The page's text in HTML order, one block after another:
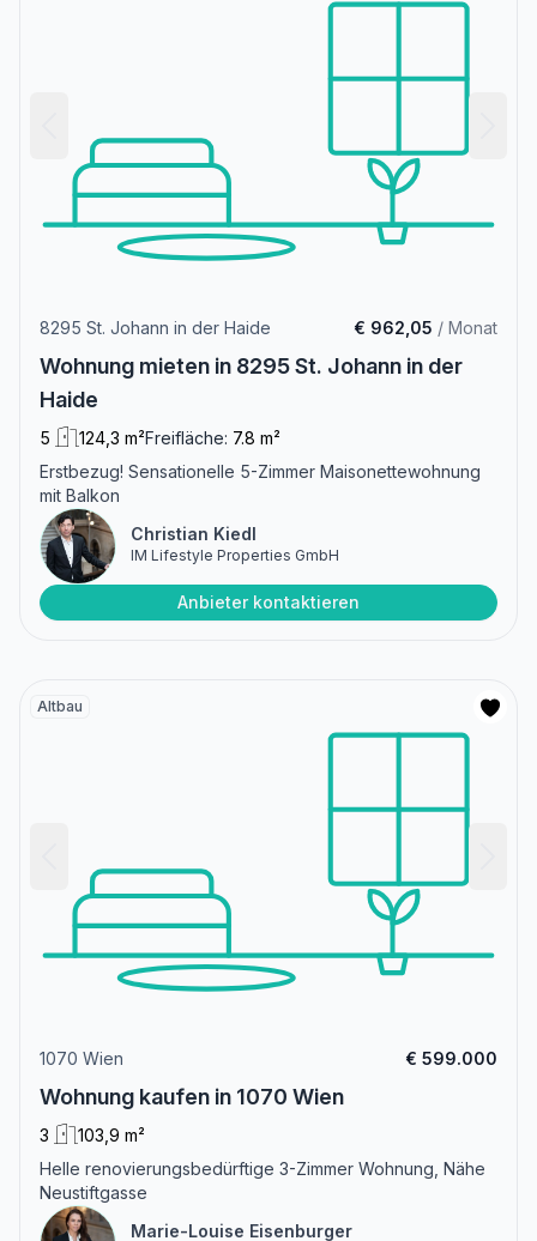
8295 St. Johann in der Haide € 962,05 / Monat
Wohnung mieten in 8295 St. Johann in der
Haide
5 124,3 m²Freifläche: 7.8 m²
Erstbezug! Sensationelle 5-Zimmer Maisonettewohnung
mit Balkon
Christian Kiedl
IM Lifestyle Properties GmbH
Anbieter kontaktieren
Altbau
1070 Wien € 599.000
Wohnung kaufen in 1070 Wien
3
103,9 m²
Helle renovierungsbedürftige 3-Zimmer Wohnung, Nähe
Neustiftgasse
Marie-Louise Eisenburger